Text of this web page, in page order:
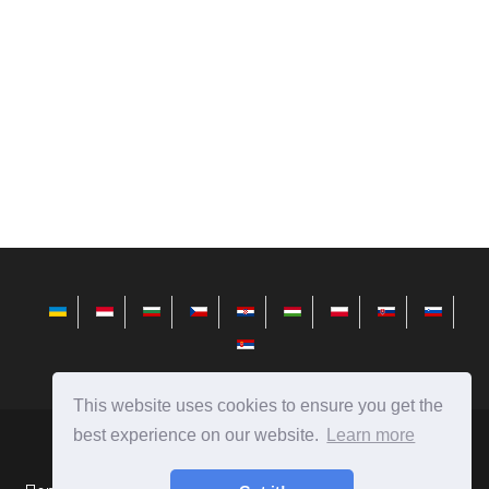
This website uses cookies to ensure you get the
best experience on our website.
Learn more
sr.avktarget.com Ⓒ2026